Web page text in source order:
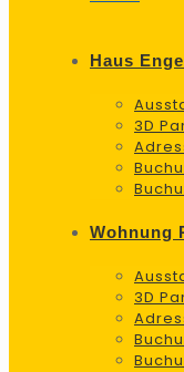
Haus
3D
Wohnung
3D